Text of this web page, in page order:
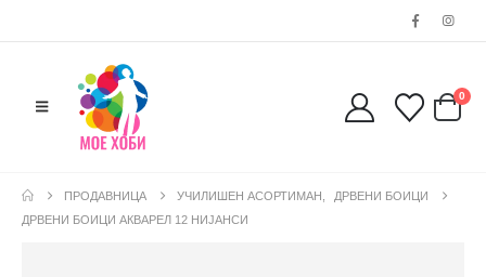
0
ПРОДАВНИЦА УЧИЛИШЕН АСОРТИМАН
ДРВЕНИ БОИЦИ
ДРВЕНИ БОИЦИ АКВАРЕЛ 12 НИJAНСИ